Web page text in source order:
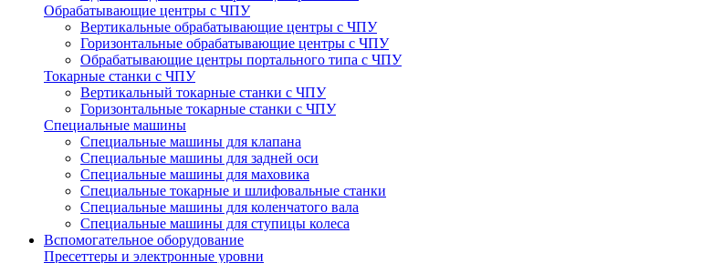
Обрабатывающие центры с ЧПУ
Вертикальные обрабатывающие центры с ЧПУ
Горизонтальные обрабатывающие центры с ЧПУ
Обрабатывающие центры портального типа с ЧПУ
Токарные станки с ЧПУ
Вертикальный токарные станки с ЧПУ
Горизонтальные токарные станки с ЧПУ
Специальные машины
Специальные машины для клапана
Специальные машины для задней оси
Специальные машины для маховика
Специальные токарные и шлифовальные станки
Специальные машины для коленчатого вала
Специальные машины для ступицы колеса
Вспомогательное оборудование
Пресеттеры и электронные уровни